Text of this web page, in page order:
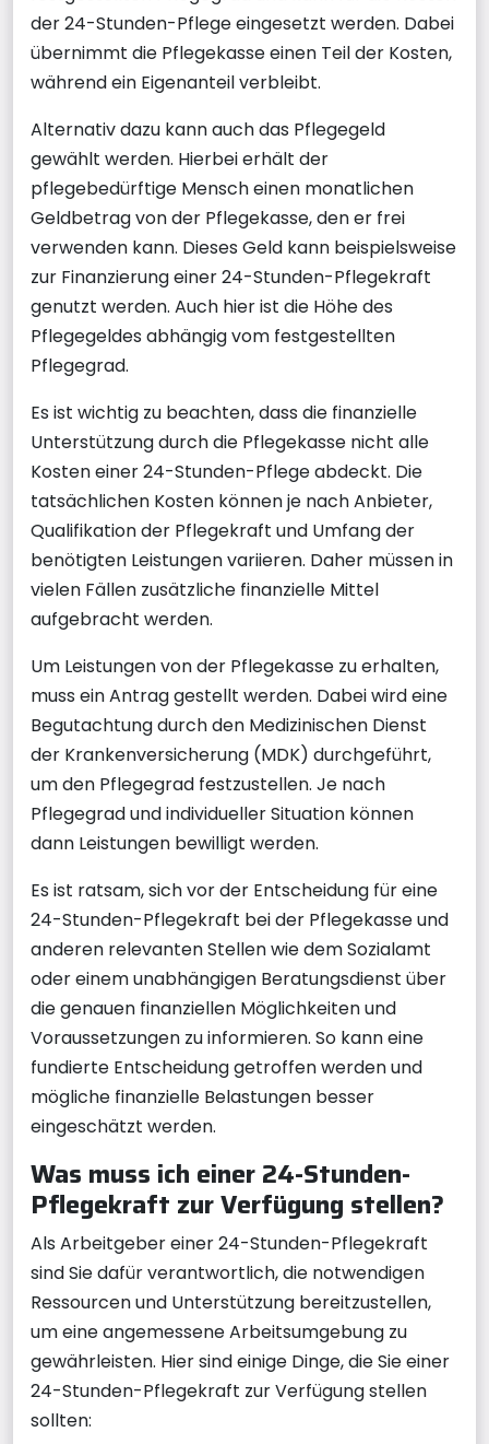
der 24-Stunden-Pflege eingesetzt werden. Dabei
übernimmt die Pflegekasse einen Teil der Kosten,
während ein Eigenanteil verbleibt.
Alternativ dazu kann auch das Pflegegeld
gewählt werden. Hierbei erhält der
pflegebedürftige Mensch einen monatlichen
Geldbetrag von der Pflegekasse, den er frei
verwenden kann. Dieses Geld kann beispielsweise
zur Finanzierung einer 24-Stunden-Pflegekraft
genutzt werden. Auch hier ist die Höhe des
Pflegegeldes abhängig vom festgestellten
Pflegegrad.
Es ist wichtig zu beachten, dass die finanzielle
Unterstützung durch die Pflegekasse nicht alle
Kosten einer 24-Stunden-Pflege abdeckt. Die
tatsächlichen Kosten können je nach Anbieter,
Qualifikation der Pflegekraft und Umfang der
benötigten Leistungen variieren. Daher müssen in
vielen Fällen zusätzliche finanzielle Mittel
aufgebracht werden.
Um Leistungen von der Pflegekasse zu erhalten,
muss ein Antrag gestellt werden. Dabei wird eine
Begutachtung durch den Medizinischen Dienst
der Krankenversicherung (MDK) durchgeführt,
um den Pflegegrad festzustellen. Je nach
Pflegegrad und individueller Situation können
dann Leistungen bewilligt werden.
Es ist ratsam, sich vor der Entscheidung für eine
24-Stunden-Pflegekraft bei der Pflegekasse und
anderen relevanten Stellen wie dem Sozialamt
oder einem unabhängigen Beratungsdienst über
die genauen finanziellen Möglichkeiten und
Voraussetzungen zu informieren. So kann eine
fundierte Entscheidung getroffen werden und
mögliche finanzielle Belastungen besser
eingeschätzt werden.
Was muss ich einer 24-Stunden-
Pflegekraft zur Verfügung stellen?
Als Arbeitgeber einer 24-Stunden-Pflegekraft
sind Sie dafür verantwortlich, die notwendigen
Ressourcen und Unterstützung bereitzustellen,
um eine angemessene Arbeitsumgebung zu
gewährleisten. Hier sind einige Dinge, die Sie einer
24-Stunden-Pflegekraft zur Verfügung stellen
sollten: